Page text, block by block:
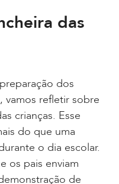
das
dos
vamos refletir sobre
crianças. Esse
do que uma
o dia escolar.
os pais enviam
de